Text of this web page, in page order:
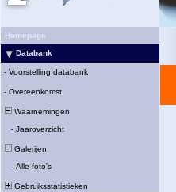
Homepage
Databank
- Voorstelling databank
- Overeenkomst
Waarnemingen
- Jaaroverzicht
Galerijen
- Alle foto's
Gebruiksstatistieken